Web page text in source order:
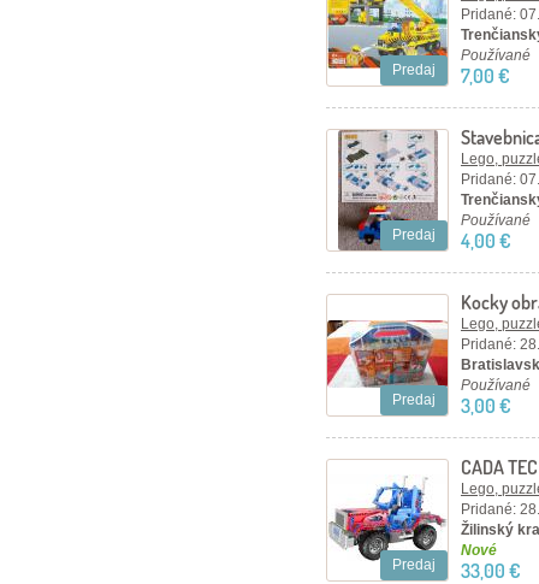
Predaj
Pridané:
Používané
7,00 €
Predaj
Lego,
Pridané:
Používané
4,00 €
Predaj
Kocky
17 x 16,5
Lego,
Pridané:
Používané
3,00 €
Predaj
CADA
–
Lego,
Pridané:
Žilinský
Nové
33,00 €